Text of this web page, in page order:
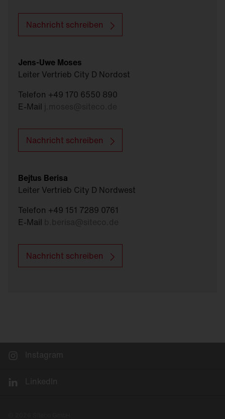
Nachricht schreiben
Jens-Uwe Moses
Leiter Vertrieb City D Nordost
Telefon +49 170 6550 890
E-Mail
Nachricht schreiben
Bejtus Berisa
Leiter Vertrieb City D Nordwest
Telefon +49 151 7289 0761
E-Mail
Nachricht schreiben
Instagram
LinkedIn